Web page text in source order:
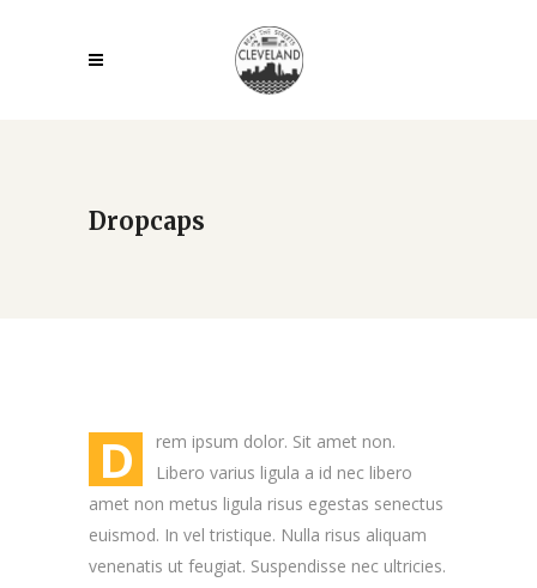
Dropcaps
D
rem ipsum dolor. Sit amet non.
Libero varius ligula a id nec libero
amet non metus ligula risus egestas senectus
euismod. In vel tristique. Nulla risus aliquam
venenatis ut feugiat. Suspendisse nec ultricies.